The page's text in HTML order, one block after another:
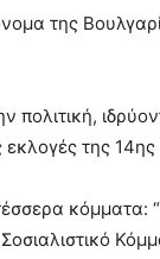
της
εκλογές της
κόμματα: